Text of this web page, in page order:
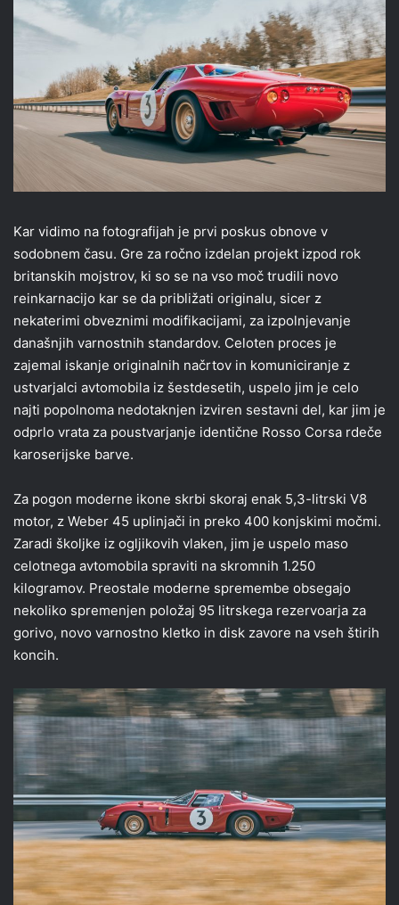
Kar vidimo na fotografijah je prvi poskus obnove v
sodobnem času. Gre za ročno izdelan projekt izpod rok
britanskih mojstrov, ki so se na vso moč trudili novo
reinkarnacijo kar se da približati originalu, sicer z
nekaterimi obveznimi modifikacijami, za izpolnjevanje
današnjih varnostnih standardov. Celoten proces je
zajemal iskanje originalnih načrtov in komuniciranje z
ustvarjalci avtomobila iz šestdesetih, uspelo jim je celo
najti popolnoma nedotaknjen izviren sestavni del, kar jim je
odprlo vrata za poustvarjanje identične Rosso Corsa rdeče
karoserijske barve.
Za pogon moderne ikone skrbi skoraj enak 5,3-litrski V8
motor, z Weber 45 uplinjači in preko 400 konjskimi močmi.
Zaradi školjke iz ogljikovih vlaken, jim je uspelo maso
celotnega avtomobila spraviti na skromnih 1.250
kilogramov. Preostale moderne spremembe obsegajo
nekoliko spremenjen položaj 95 litrskega rezervoarja za
gorivo, novo varnostno kletko in disk zavore na vseh štirih
koncih.